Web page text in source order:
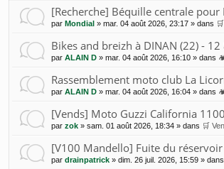
[Recherche] Béquille centrale
par Mondial » mar. 04 août 2026, 23:17 » dans
Bikes and breizh à DINAN (22) -
par ALAIN D » mar. 04 août 2026, 16:10 » dans
Rassemblement moto club La
par ALAIN D » mar. 04 août 2026, 16:04 » dans
[Vends] Moto Guzzi California
par zok » sam. 01 août 2026, 18:34 » dans 🛒
[V100 Mandello] Fuite du réservoir
par drainpatrick » dim. 26 juil. 2026, 15:59 » dans